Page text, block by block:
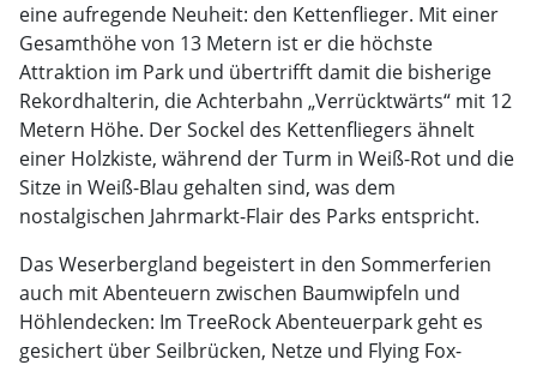
eine aufregende Neuheit: den Kettenflieger. Mit einer
Gesamthöhe von 13 Metern ist er die höchste
Attraktion im Park und übertrifft damit die bisherige
Rekordhalterin, die Achterbahn „Verrücktwärts“ mit 12
Metern Höhe. Der Sockel des Kettenfliegers ähnelt
einer Holzkiste, während der Turm in Weiß-Rot und die
Sitze in Weiß-Blau gehalten sind, was dem
nostalgischen Jahrmarkt-Flair des Parks entspricht.
Das Weserbergland begeistert in den Sommerferien
auch mit Abenteuern zwischen Baumwipfeln und
Höhlendecken: Im TreeRock Abenteuerpark geht es
gesichert über Seilbrücken, Netze und Flying Fox-